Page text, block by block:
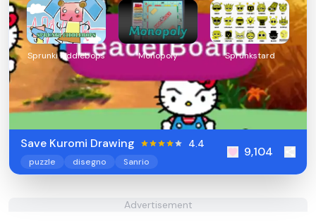
Sprunki Fiddlebops Monopoly Sprunkstard
Save Kuromi Drawing 4.4
puzzle disegno Sanrio
9,104
Advertisement